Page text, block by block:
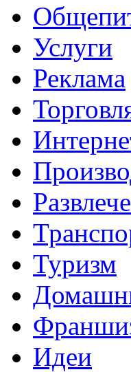
Услуги
Реклама
Туризм
Идеи